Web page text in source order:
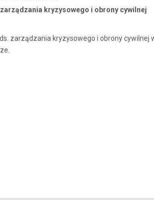
kryzysowego i obrony cywilnej
zarządzania kryzysowego i obrony cywilnej